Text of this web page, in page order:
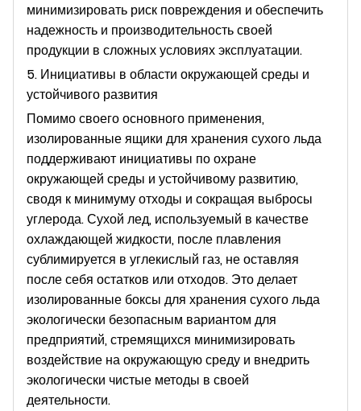
минимизировать риск повреждения и обеспечить
надежность и производительность своей
продукции в сложных условиях эксплуатации.
5. Инициативы в области окружающей среды и
устойчивого развития
Помимо своего основного применения,
изолированные ящики для хранения сухого льда
поддерживают инициативы по охране
окружающей среды и устойчивому развитию,
сводя к минимуму отходы и сокращая выбросы
углерода. Сухой лед, используемый в качестве
охлаждающей жидкости, после плавления
сублимируется в углекислый газ, не оставляя
после себя остатков или отходов. Это делает
изолированные боксы для хранения сухого льда
экологически безопасным вариантом для
предприятий, стремящихся минимизировать
воздействие на окружающую среду и внедрить
экологически чистые методы в своей
деятельности.